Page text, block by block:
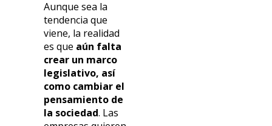
Aunque sea la
tendencia que
viene, la realidad
es que aún falta
crear un marco
legislativo, así
como cambiar el
pensamiento de
la sociedad. Las